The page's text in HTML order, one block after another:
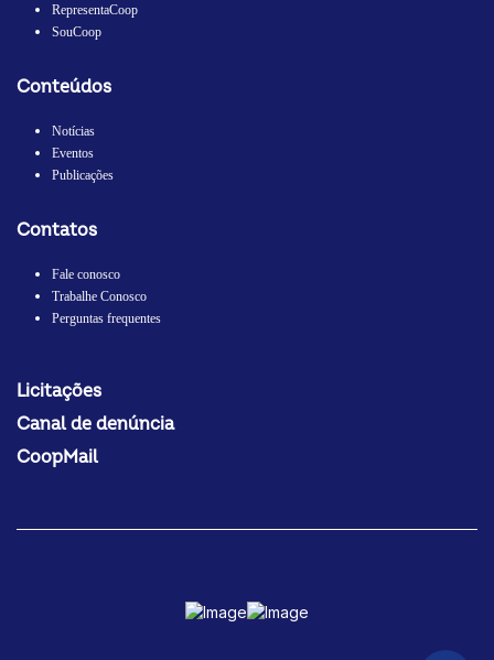
RepresentaCoop
SouCoop
Conteúdos
Notícias
Eventos
Publicações
Contatos
Fale conosco
Trabalhe Conosco
Perguntas frequentes
Licitações
Canal de denúncia
CoopMail